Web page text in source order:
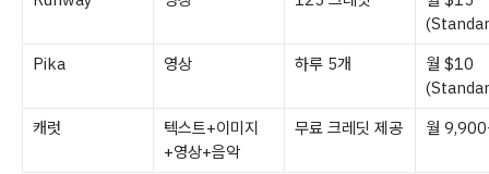
Pika
영상 하루 5개
월 $10
캐럿
텍스트+이미지
+영상+음악
무료 크레딧 제공 월